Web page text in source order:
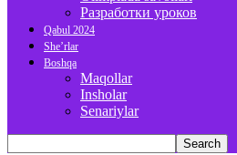
Разработки уроков
Qabul 2024
She’rlar
Boshqa
Maqollar
Insholar
Senariylar